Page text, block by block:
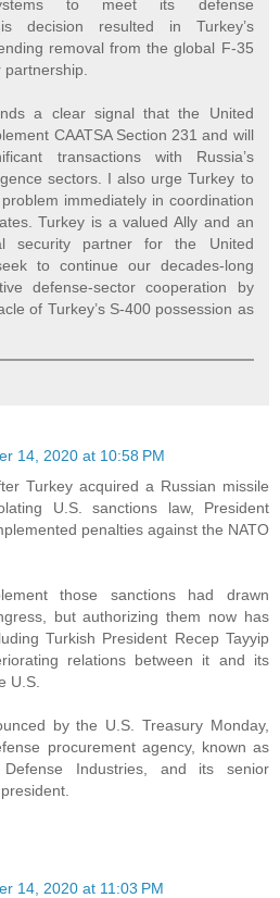
to meet its defense
decision resulted in Turkey’s
removal from the global F-35
a clear signal that the United
CAATSA Section 231 and will
transactions with Russia’s
sectors. I also urge Turkey to
immediately in coordination
Turkey is a valued Ally and an
security partner for the United
to continue our decades-long
defense-sector cooperation by
of Turkey’s S-400 possession as
14, 2020 at 10:58 PM
Turkey acquired a Russian missile
U.S. sanctions law, President
penalties against the NATO
those sanctions had drawn
but authorizing them now has
Turkish President Recep Tayyip
relations between it and its
U.S.
by the U.S. Treasury Monday,
procurement agency, known as
Industries, and its senior
14, 2020 at 11:03 PM